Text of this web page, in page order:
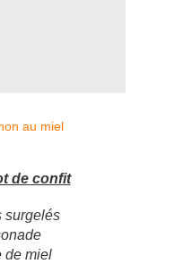
de confit
surgelés
de miel